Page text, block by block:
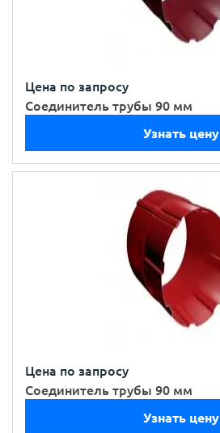
Цена по запросу
Соединитель трубы 90 мм
Узнать цену
Цена по запросу
Соединитель трубы 90 мм
Узнать цену